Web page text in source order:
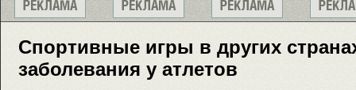
Спортивные игры в других
заболевания у атлетов